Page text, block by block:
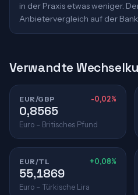
in der Praxis etwas weniger.
Anbietervergleich auf der
Verwandte
EUR/GBP -0,02%
0,8565
Euro – Britisches Pfund
EUR/TL +0,08%
55,1869
Euro – Türkische Lira